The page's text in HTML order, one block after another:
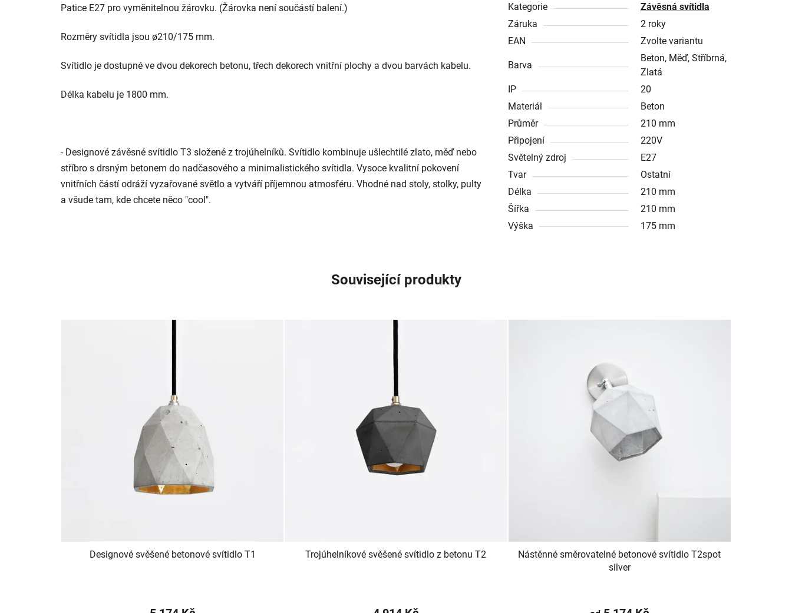
Patice E27 pro vyměnitelnou žárovku. (Žárovka není součástí balení.)
Rozměry svítidla jsou ø210/175 mm.
Svítidlo je dostupné ve dvou dekorech betonu, třech dekorech vnitřní plochy a dvou barvách kabelu.
Délka kabelu je 1800 mm.
- Designové závěsné svítidlo T3 složené z trojúhelníků. Svítidlo kombinuje ušlechtilé zlato, měď nebo
stříbro s drsným betonem do nadčasového a minimalistického svítidla. Vysoce kvalitní pokovení
vnitřních částí odráží vyzařované světlo a vytváří příjemnou atmosféru. Vhodné nad stoly, stolky, pulty
a všude tam, kde chcete něco "cool".
Kategorie
Závěsná svítidla
Záruka
2 roky
EAN
Zvolte variantu
Barva
Beton, Měď, Stříbrná,
Zlatá
IP
20
Materiál
Beton
Průměr
210 mm
Připojení
220V
Světelný zdroj
E27
Tvar
Ostatní
Délka
210 mm
Šířka
210 mm
Výška
175 mm
Související produkty
Designové svěšené betonové svítidlo T1 Trojúhelníkové svěšené svítidlo z betonu T2
Nástěnné směrovatelné betonové svítidlo T2spot
silver